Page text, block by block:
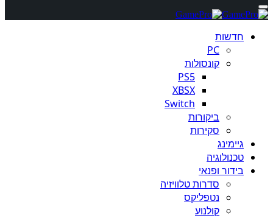
חדשות
PC
קונסולות
PS5
XBSX
Switch
ביקורות
סקירות
גיימינג
טכנולוגיה
בידור ופנאי
סדרות טלוויזיה
נטפליקס
קולנוע